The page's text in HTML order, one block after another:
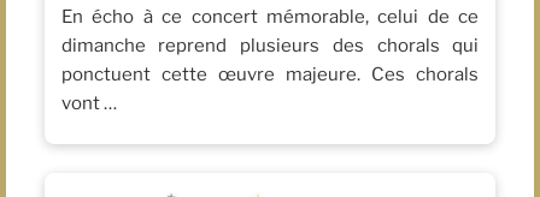
En écho à ce concert mémorable, celui de ce
dimanche reprend plusieurs des chorals qui
ponctuent cette œuvre majeure. Ces chorals
vont …